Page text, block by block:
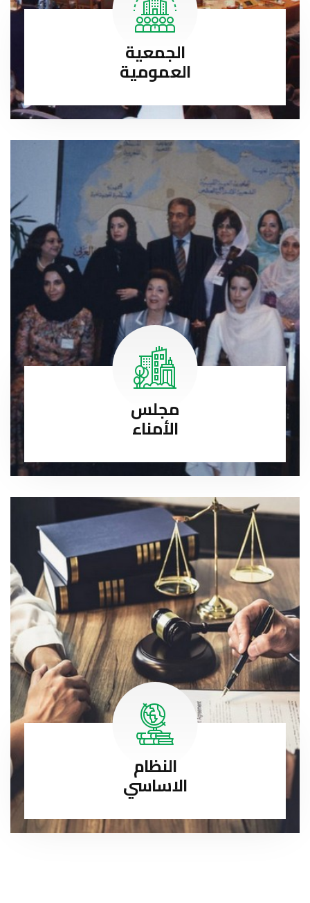
الجمعية
العمومية
مجلس
الأمناء
النظام
الاساسي